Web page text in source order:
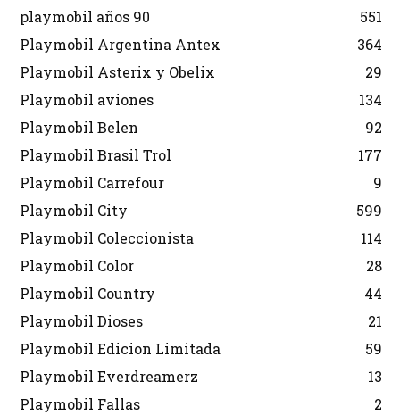
playmobil años 90
551
Playmobil Argentina Antex
364
Playmobil Asterix y Obelix
29
Playmobil aviones
134
Playmobil Belen
92
Playmobil Brasil Trol
177
Playmobil Carrefour
9
Playmobil City
599
Playmobil Coleccionista
114
Playmobil Color
28
Playmobil Country
44
Playmobil Dioses
21
Playmobil Edicion Limitada
59
Playmobil Everdreamerz
13
Playmobil Fallas
2